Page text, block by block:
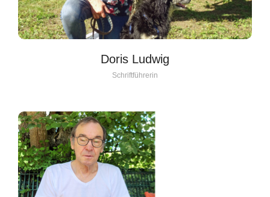
Doris Ludwig
Schriftführerin